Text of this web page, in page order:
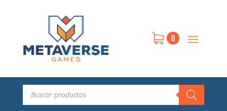
0
Búsqueda
productos